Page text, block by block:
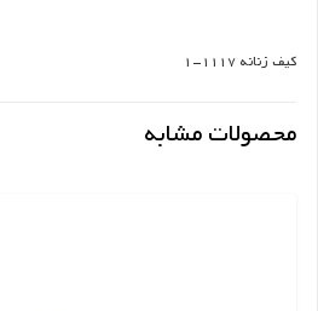
کیف زنانه 1117-1
محصولات مشابه